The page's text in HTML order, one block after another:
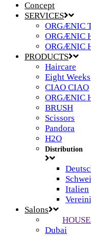
Concept
SERVICES
ORGÆNIC
ORGÆNIC
ORGÆNIC
PRODUCTS
Haircare
Eight Weeks
CIAO CIAO
ORGÆNIC
BRUSH
Scissors
Pandora
H2O
Distribution
Italien
Salons
Dubai